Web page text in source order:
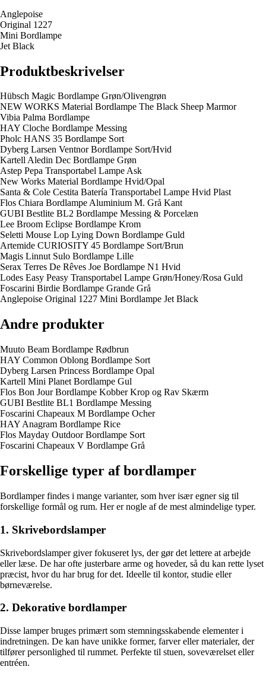
Anglepoise
Original 1227
Mini Bordlampe
Jet Black
Produktbeskrivelser
Hübsch Magic Bordlampe Grøn/Olivengrøn
NEW WORKS Material Bordlampe The Black Sheep Marmor
Vibia Palma Bordlampe
HAY Cloche Bordlampe Messing
Pholc HANS 35 Bordlampe Sort
Dyberg Larsen Ventnor Bordlampe Sort/Hvid
Kartell Aledin Dec Bordlampe Grøn
Astep Pepa Transportabel Lampe Ask
New Works Material Bordlampe Hvid/Opal
Santa & Cole Cestita Batería Transportabel Lampe Hvid Plast
Flos Chiara Bordlampe Aluminium M. Grå Kant
GUBI Bestlite BL2 Bordlampe Messing & Porcelæn
Lee Broom Eclipse Bordlampe Krom
Seletti Mouse Lop Lying Down Bordlampe Guld
Artemide CURIOSITY 45 Bordlampe Sort/Brun
Magis Linnut Sulo Bordlampe Lille
Serax Terres De Rêves Joe Bordlampe N1 Hvid
Lodes Easy Peasy Transportabel Lampe Grøn/Honey/Rosa Guld
Foscarini Birdie Bordlampe Grande Grå
Anglepoise Original 1227 Mini Bordlampe Jet Black
Andre produkter
Muuto Beam Bordlampe Rødbrun
HAY Common Oblong Bordlampe Sort
Dyberg Larsen Princess Bordlampe Opal
Kartell Mini Planet Bordlampe Gul
Flos Bon Jour Bordlampe Kobber Krop og Rav Skærm
GUBI Bestlite BL1 Bordlampe Messing
Foscarini Chapeaux M Bordlampe Ocher
HAY Anagram Bordlampe Rice
Flos Mayday Outdoor Bordlampe Sort
Foscarini Chapeaux V Bordlampe Grå
Forskellige typer af bordlamper
Bordlamper findes i mange varianter, som hver især egner sig til
forskellige formål og rum. Her er nogle af de mest almindelige typer.
1. Skrivebordslamper
Skrivebordslamper giver fokuseret lys, der gør det lettere at arbejde
eller læse. De har ofte justerbare arme og hoveder, så du kan rette lyset
præcist, hvor du har brug for det. Ideelle til kontor, studie eller
børneværelse.
2. Dekorative bordlamper
Disse lamper bruges primært som stemningsskabende elementer i
indretningen. De kan have unikke former, farver eller materialer, der
tilfører personlighed til rummet. Perfekte til stuen, soveværelset eller
entréen.